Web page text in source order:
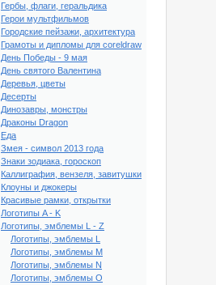
Гербы, флаги, геральдика
Герои мультфильмов
Городские пейзажи, архитектура
Грамоты и дипломы для coreldraw
День Победы - 9 мая
День святого Валентина
Деревья, цветы
Десерты
Динозавры, монстры
Драконы Dragon
Еда
Змея - символ 2013 года
Знаки зодиака, гороскоп
Каллиграфия, вензеля, завитушки
Клоуны и джокеры
Красивые рамки, открытки
Логотипы A - K
Логотипы, эмблемы L - Z
Логотипы, эмблемы L
Логотипы, эмблемы M
Логотипы, эмблемы N
Логотипы, эмблемы O